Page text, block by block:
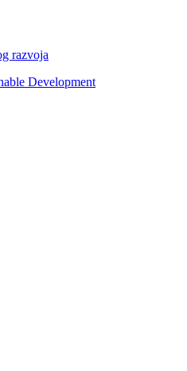
razvoja
Development